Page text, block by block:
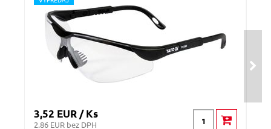
3,52 EUR / Ks
2.86 EUR bez DPH